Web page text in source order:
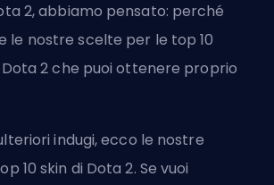
2, abbiamo pensato: perché
le nostre scelte per le top 10
Dota 2 che puoi ottenere proprio
indugi, ecco le nostre
10 skin di Dota 2. Se vuoi